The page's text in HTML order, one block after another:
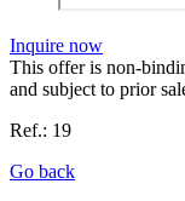
Inquire now
This offer is non-
and subject to prior
Ref.: 19
Go back